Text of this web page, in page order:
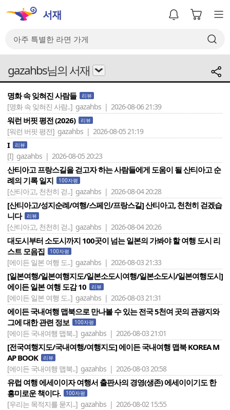
gazahbs님의 서재
명화 속 잊혀진 사람들 리뷰
[명화 속 잊혀진 사람..] gazahbs | 2026-08-06 21:39
워런 버핏 평전 (2026) 리뷰
[워런 버핏 평전] gazahbs | 2026-08-05 21:19
I 리뷰
[I] gazahbs | 2026-08-05 20:23
산티아고 프랑스길을 걷고자 하는 사람들에게 도움이 될 산티아고 순
례의 기록 일지
100자평
[산티아고, 천천히 걷..] gazahbs | 2026-08-04 20:28
[산티아고/성지순례/여행/스페인/프랑스길] 산티아고, 천천히 걷겠습
니다
리뷰
[산티아고, 천천히 걷..] gazahbs | 2026-08-04 20:26
대도시부터 소도시까지 100곳이 넘는 일본의 가봐야 할 여행 도시 리
스트 모음집
100자평
[에이든 일본 여행 도..] gazahbs | 2026-08-03 21:33
[일본여행/일본여행지도/일본소도시여행/일본소도시/일본여행도시]
에이든 일본 여행 도감 10
리뷰
[에이든 일본 여행 도..] gazahbs | 2026-08-03 21:31
에이든 국내여행 맵북으로 만나볼 수 있는 전국 5천여 곳의 관광지와
그에 대한 관련 정보
100자평
[에이든 국내여행 맵북..] gazahbs | 2026-08-03 21:01
[전국여행지도/국내여행/여행지도] 에이든 국내여행 맵북 KOREA M
AP BOOK
리뷰
[에이든 국내여행 맵북..] gazahbs | 2026-08-03 20:58
유럽 여행 에세이이자 여행서 출판사의 경영(생존) 에세이이기도 한
흥미로운 책이다.
100자평
[우리는 목적지를 묻지..] gazahbs | 2026-08-02 15:55